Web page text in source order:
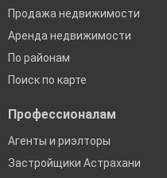
Продажа недвижимости
Аренда недвижимости
По районам
Поиск по карте
Профессионалам
Агенты и риэлторы
Застройщики Астрахани